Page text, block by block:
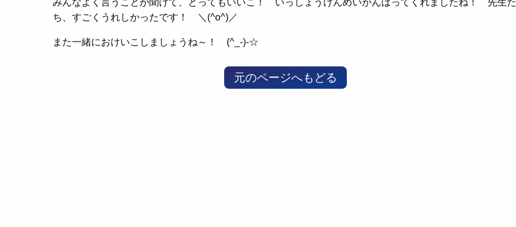
みんなよく言うことが聞けて、とってもいいこ！ いっしょうけんめいがんばってくれましたね！ 先生た
ち、すごくうれしかったです！ ＼(^o^)／
また一緒におけいこしましょうね～！ (^_-)-☆
元のページへもどる